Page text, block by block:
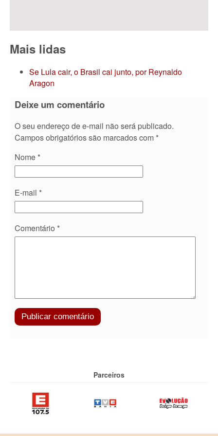
Mais lidas
Se Lula cair, o Brasil cai junto, por Reynaldo
Aragon
Deixe um comentário
O seu endereço de e-mail não será publicado.
Campos obrigatórios são marcados com *
Nome *
E-mail *
Comentário *
Parceiros